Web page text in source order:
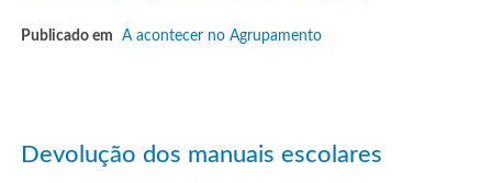
Publicado em A acontecer no Agrupamento
Devolução dos manuais escolares